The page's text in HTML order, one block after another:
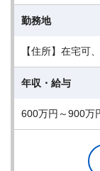
勤務地
【住所】在宅可
年収・給与
600万円～900